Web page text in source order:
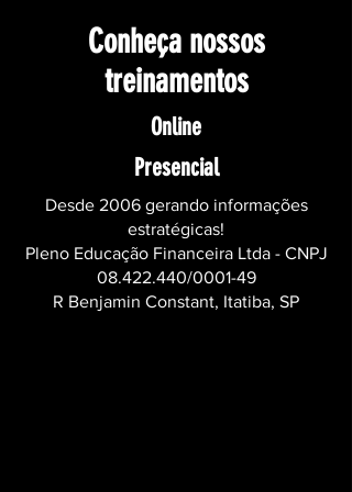
Conheça nossos
treinamentos
Online
Presencial
Desde 2006 gerando informações
estratégicas!
Pleno Educação Financeira Ltda - CNPJ
08.422.440/0001-49
R Benjamin Constant, Itatiba, SP